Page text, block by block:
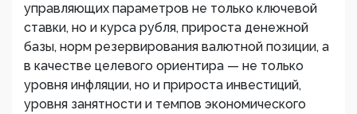
управляющих параметров не только ключевой
ставки, но и курса рубля, прироста денежной
базы, норм резервирования валютной позиции, а
в качестве целевого ориентира — не только
уровня инфляции, но и прироста инвестиций,
уровня занятности и темпов экономического